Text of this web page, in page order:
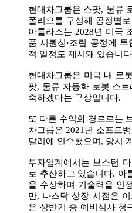
현대차그룹은 스팟, 물류
폴리오를 구성해 공정별
아틀라스는 2028년 미국
품 시퀀싱·조립 공정에
적 일정도 제시돼 있습니
현대차그룹은 미국 내 로
팟, 물류 자동화 로봇 스
축하겠다는 구상입니다.
또 다른 수익화 경로로는
차그룹은 2021년 소프트
달러에 인수했으며, 당시
투자업계에서는 보스턴
로 추산하고 있습니다. 아
을 수상하며 기술력을 인
만, 나스닥 상장 시점은
은 상반기 중 예비심사 청